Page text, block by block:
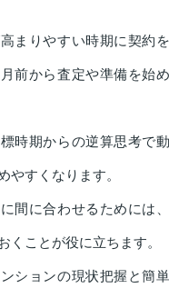
まりやすい時期に契約
前から査定や準備を始
時期からの逆算思考で
やすくなります。
間に合わせるためには
くことが役に立ちます。
ションの現状把握と簡